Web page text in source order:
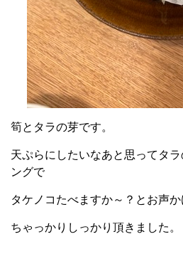
筍とタラの芽です。
天ぷらにしたいなあと思ってタ
ングで
タケノコたべますか～？とお声
ちゃっかりしっかり頂きました。